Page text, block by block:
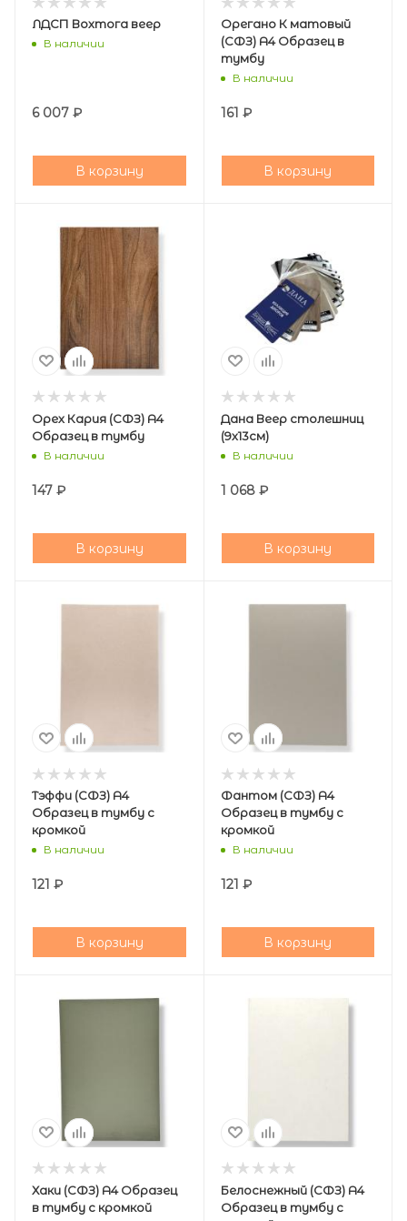
ЛДСП Вохтога веер
В наличии
6 007 ₽
В корзину
Орегано К матовый
(СФЗ) А4 Образец в
тумбу
В наличии
161 ₽
В корзину
Орех Кария (СФЗ) А4
Образец в тумбу
В наличии
147 ₽
В корзину
Дана Веер столешниц
(9х13см)
В наличии
1 068₽
В корзину
Тэффи (СФЗ) А4
Образец в тумбу с
кромкой
В наличии
121 ₽
В корзину
Фантом (СФЗ) А4
Образец в тумбу с
кромкой
В наличии
121 ₽
В корзину
Хаки (СФЗ) А4 Образец
в тумбу с кромкой
Белоснежный (СФЗ) А4
Образец в тумбу с